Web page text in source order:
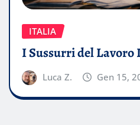
ITALIA
I Sussurri del Lavoro
Luca Z. Gen 15,